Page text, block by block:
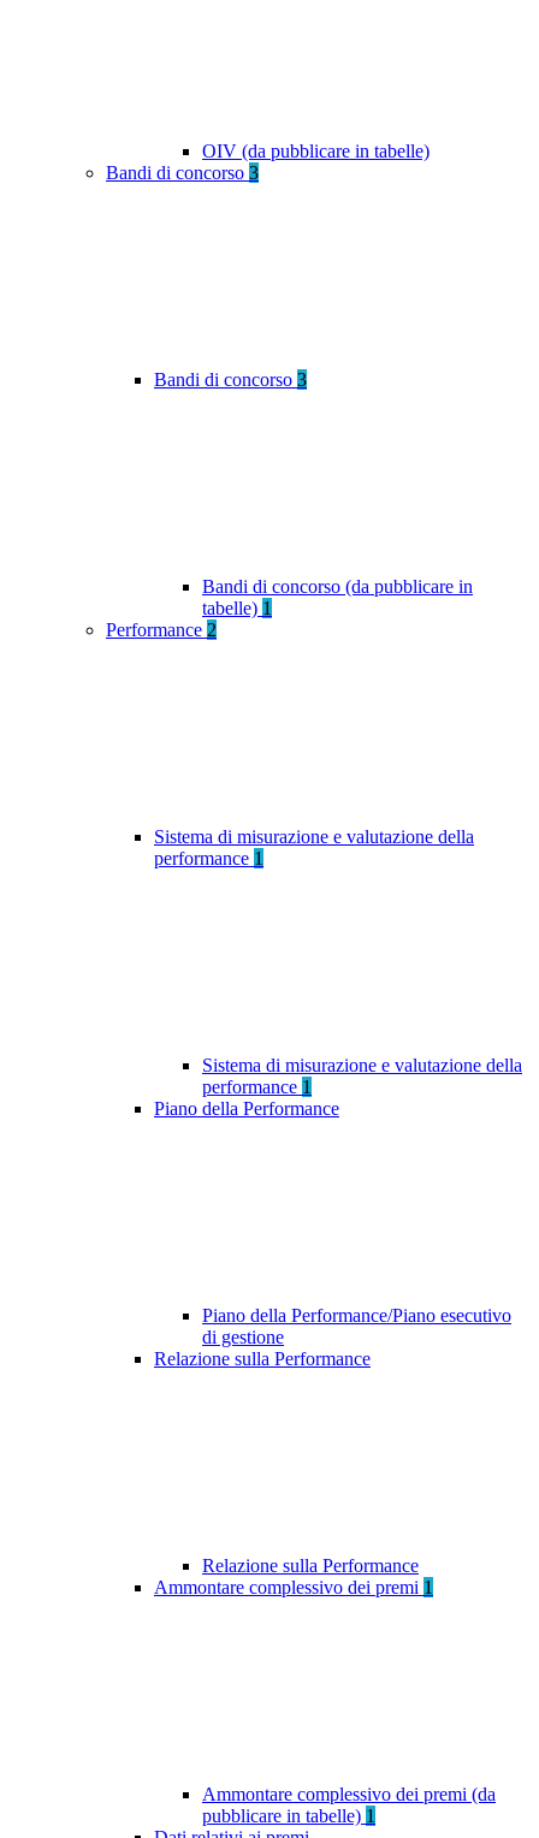
OIV (da pubblicare in tabelle)
Bandi di concorso 3
Bandi di concorso 3
Bandi di concorso (da pubblicare in
tabelle) 1
Performance 2
Sistema di misurazione e valutazione della
performance 1
Sistema di misurazione e valutazione della
performance 1
Piano della Performance
Piano della Performance/Piano esecutivo
di gestione
Relazione sulla Performance
Relazione sulla Performance
Ammontare complessivo dei premi 1
Ammontare complessivo dei premi (da
pubblicare in tabelle) 1